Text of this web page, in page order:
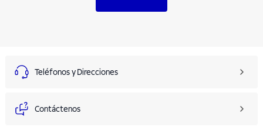
Teléfonos y Direcciones
Contáctenos